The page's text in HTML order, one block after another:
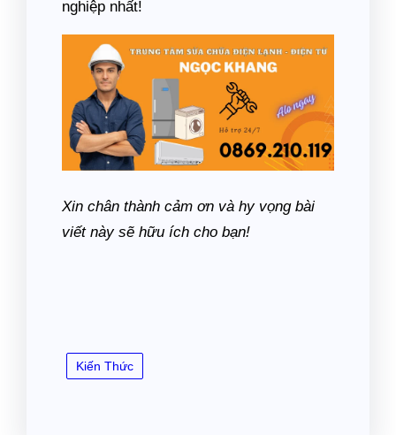
nghiệp nhất!
Xin chân thành cảm ơn và hy vọng bài
viết này sẽ hữu ích cho bạn!
Kiến Thức